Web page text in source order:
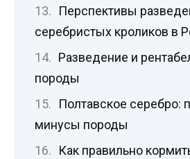
Перспективы
серебристых кроликов в
Разведение и
породы
Полтавское серебро:
минусы породы
Как правильно